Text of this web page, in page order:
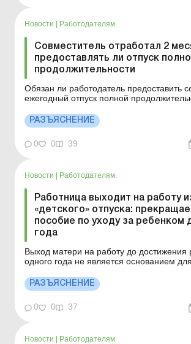
рассмотрел дело об увольне...
Новости Работодателям.
Совместитель отработал 2
предоставлять ли отпуск
продолжительности
Обязан ли работодатель предоставить
ежегодный отпуск полной
основному месту работы? Больше по
Увольнение совместителя в случае
совместителей:...
РАЗЪЯСНЕНИЕ
0 0 39
Новости Работодателям.
Работница выходит на работу
«детского» отпуска:
пособие по уходу за ребенком
года
Выход матери на работу до достижения
одного года не является основанием
работнице компенсацию за
детей за те годы, когда она не работала?
Дополнительный социальный отпуск
разных мат...
РАЗЪЯСНЕНИЕ
0 0 37
Новости | Работодателям.